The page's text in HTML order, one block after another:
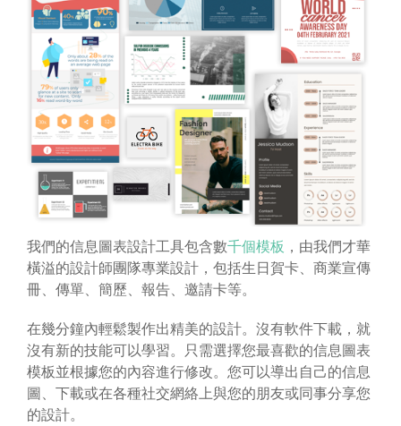
我們的信息圖表設計工具包含數千個模板 ，由我們才華
橫溢的設計師團隊專業設計，包括生日賀卡、商業宣傳
冊、傳單、簡歷、報告、邀請卡等。
在幾分鐘內輕鬆製作出精美的設計。沒有軟件下載，就
沒有新的技能可以學習。只需選擇您最喜歡的信息圖表
模板並根據您的內容進行修改。您可以導出自己的信息
圖、下載或在各種社交網絡上與您的朋友或同事分享您
的設計。